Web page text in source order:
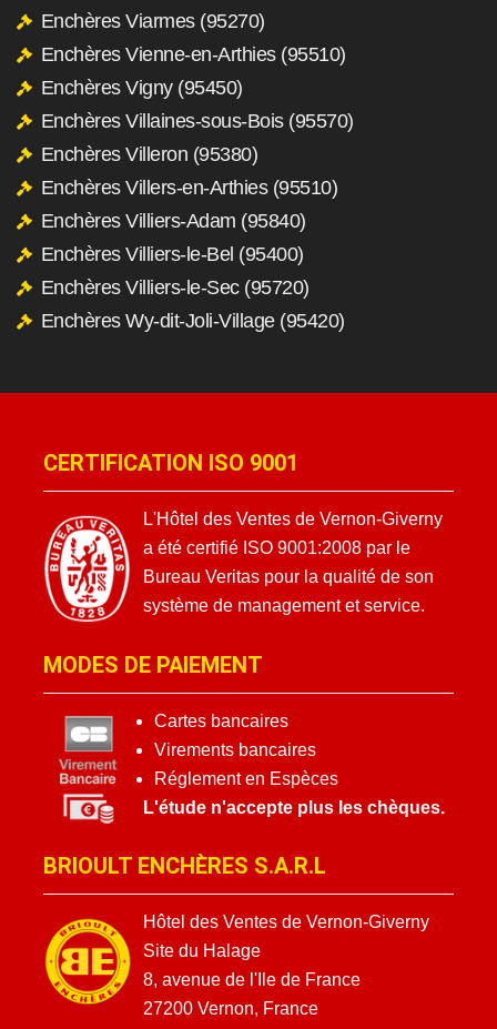
Enchères Viarmes (95270)
Enchères Vienne-en-Arthies (95510)
Enchères Vigny (95450)
Enchères Villaines-sous-Bois (95570)
Enchères Villeron (95380)
Enchères Villers-en-Arthies (95510)
Enchères Villiers-Adam (95840)
Enchères Villiers-le-Bel (95400)
Enchères Villiers-le-Sec (95720)
Enchères Wy-dit-Joli-Village (95420)
CERTIFICATION ISO 9001
L'Hôtel des Ventes de Vernon-Giverny
a été certifié ISO 9001:2008 par le
Bureau Veritas pour la qualité de son
système de management et service.
MODES DE PAIEMENT
Cartes bancaires
Virements bancaires
Réglement en Espèces
L'étude n'accepte plus les chèques.
BRIOULT ENCHÈRES S.A.R.L
Hôtel des Ventes de Vernon-Giverny
Site du Halage
8, avenue de l'Ile de France
27200 Vernon, France